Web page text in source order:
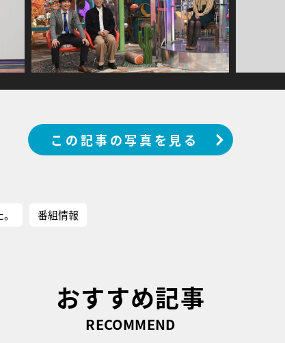
この記事の写真を見る
番組情報
おすすめ記事
RECOMMEND